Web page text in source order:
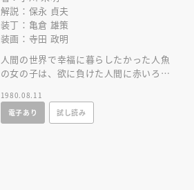
解説：保永 貞夫
装丁：亀倉 雄策
装画：寺田 政明
人間の世界で幸福に暮らしたかった人魚
の女の子は、欲に負けた人間に赤いろう
的名作１８編。
1980.08.11
電子あり
試し読み